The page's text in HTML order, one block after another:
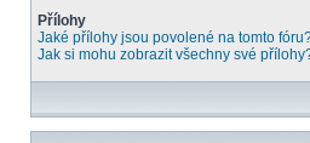
Přílohy
Jaké přílohy jsou povolené na tomto
Jak si mohu zobrazit všechny své